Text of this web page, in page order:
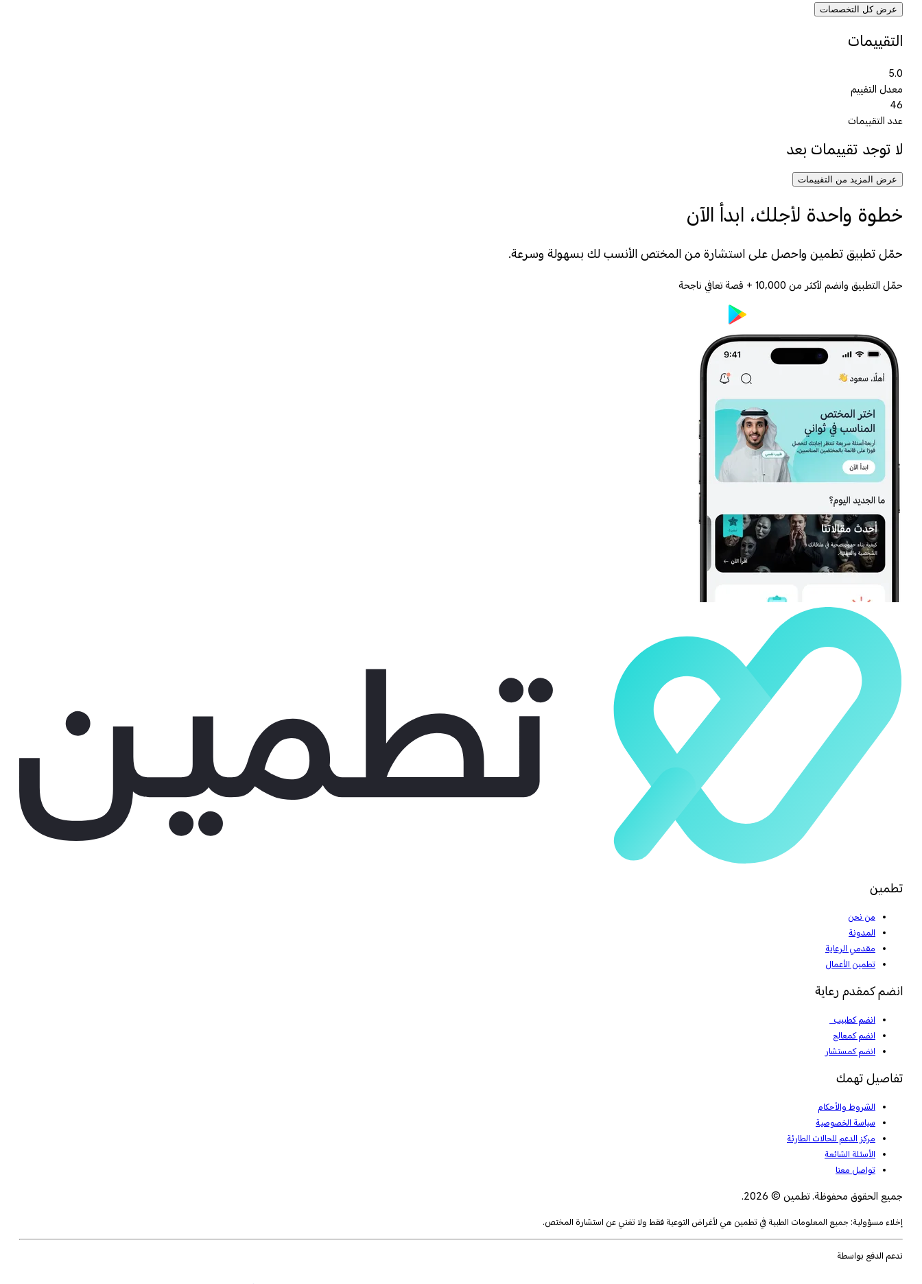
عرض كل التخصصات
التقييمات
5.0
معدل التقييم
46
عدد التقييمات
لا توجد تقييمات بعد
عرض المزيد من التقييمات
خطوة واحدة لأجلك، ابدأ الآن
حمّل تطبيق تطمين واحصل على استشارة من المختص الأنسب لك بسهولة وسرعة.
حمّل التطبيق وانضم لأكثر من 10,000 + قصة تعافي ناجحة
تطمين
من نحن
المدونة
مقدمي الرعاية
تطمين الأعمال
انضم كمقدم رعاية
انضم كطبيب
انضم كمعالج
انضم كمستشار
تفاصيل تهمك
الشروط والأحكام
سياسة الخصوصية
مركز الدعم للحالات الطارئة
الأسئلة الشائعة
تواصل معنا
جميع الحقوق محفوظة. تطمين © 2026.
إخلاء مسؤولية: جميع المعلومات الطبية في تطمين هي لأغراض التوعية فقط ولا تغني عن استشارة المختص.
ندعم الدفع بواسطة